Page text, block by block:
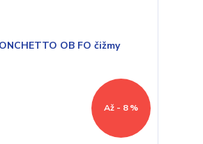
Až - 8 %